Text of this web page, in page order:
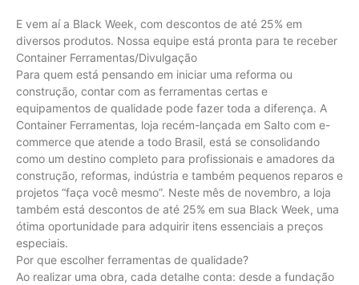
E vem aí a Black Week, com descontos de até 25% em
diversos produtos. Nossa equipe está pronta para te receber
Container Ferramentas/Divulgação
Para quem está pensando em iniciar uma reforma ou
construção, contar com as ferramentas certas e
equipamentos de qualidade pode fazer toda a diferença. A
Container Ferramentas, loja recém-lançada em Salto com e-
commerce que atende a todo Brasil, está se consolidando
como um destino completo para profissionais e amadores da
construção, reformas, indústria e também pequenos reparos e
projetos “faça você mesmo”. Neste mês de novembro, a loja
também está descontos de até 25% em sua Black Week, uma
ótima oportunidade para adquirir itens essenciais a preços
especiais.
Por que escolher ferramentas de qualidade?
Ao realizar uma obra, cada detalhe conta: desde a fundação